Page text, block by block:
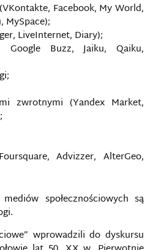
Facebook, My World,
MySpace);
LiveInternet, Diary);
Google Buzz, Jaiku, Qaiku,
zwrotnymi (Yandex Market,
Advizzer, AlterGeo,
społecznościowych są
wprowadzili do dyskursu
W SIECI
ŚRODKI WOJNY
INTERNETOWYM
SIECI I